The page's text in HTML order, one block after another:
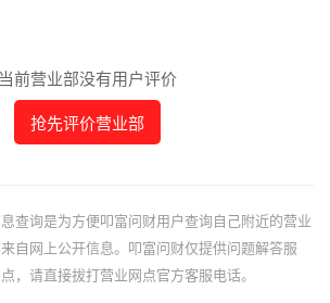
当前营业部没有用户评价
抢先评价营业部
查询是为方便叩富问财用户查询自己附近的营业
自网上公开信息。叩富问财仅提供问题解答服
，请直接拔打营业网点官方客服电话。